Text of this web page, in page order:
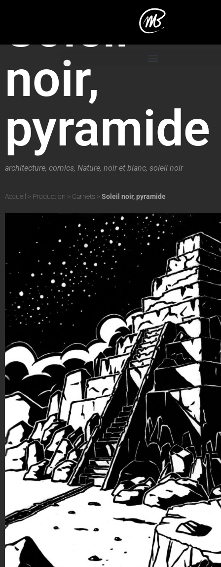
Soleil
noir,
pyramide
architecture, comics, Nature, noir et blanc, soleil noir
Accueil > Production > Carnets >Soleil noir, pyramide